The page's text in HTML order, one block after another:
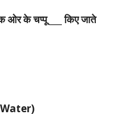
ओरकेचप्पू ___किएजाते